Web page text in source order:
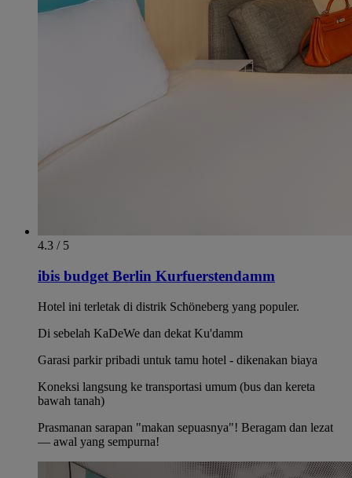
4.3 / 5
ibis budget Berlin Kurfuerstendamm
Hotel ini terletak di distrik Schöneberg yang populer.
Di sebelah KaDeWe dan dekat Ku'damm
Garasi parkir pribadi untuk tamu hotel - dikenakan biaya
Koneksi langsung ke transportasi umum (bus dan kereta
bawah tanah)
Prasmanan sarapan "makan sepuasnya"! Beragam dan lezat
— awal yang sempurna!